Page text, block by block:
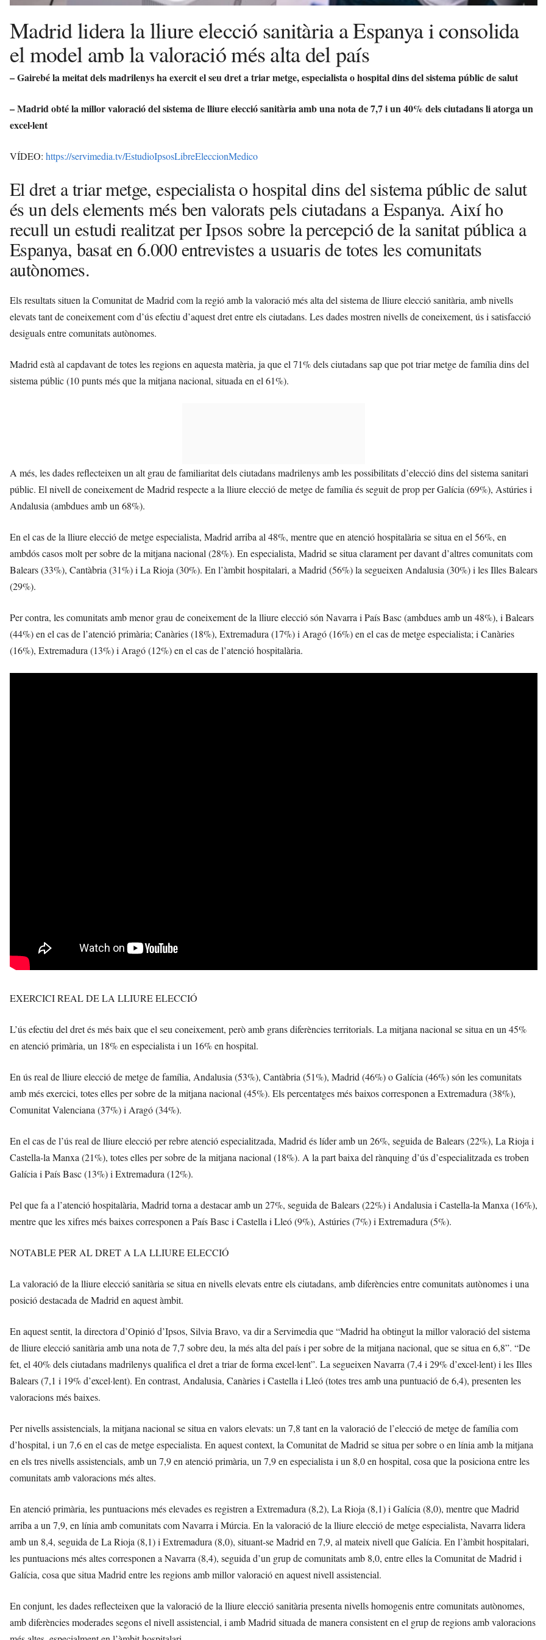
Madrid lidera la lliure elecció sanitària a Espanya i consolida
el model amb la valoració més alta del país
– Gairebé la meitat dels madrilenys ha exercit el seu dret a triar metge, especialista o hospital dins del sistema públic de salut
– Madrid obté la millor valoració del sistema de lliure elecció sanitària amb una nota de 7,7 i un 40% dels ciutadans li atorga un
excel·lent
VÍDEO: https://servimedia.tv/EstudioIpsosLibreEleccionMedico
El dret a triar metge, especialista o hospital dins del sistema públic de salut
és un dels elements més ben valorats pels ciutadans a Espanya. Així ho
recull un estudi realitzat per Ipsos sobre la percepció de la sanitat pública a
Espanya, basat en 6.000 entrevistes a usuaris de totes les comunitats
autònomes.
Els resultats situen la Comunitat de Madrid com la regió amb la valoració més alta del sistema de lliure elecció sanitària, amb nivells
elevats tant de coneixement com d’ús efectiu d’aquest dret entre els ciutadans. Les dades mostren nivells de coneixement, ús i satisfacció
desiguals entre comunitats autònomes.
Madrid està al capdavant de totes les regions en aquesta matèria, ja que el 71% dels ciutadans sap que pot triar metge de família dins del
sistema públic (10 punts més que la mitjana nacional, situada en el 61%).
A més, les dades reflecteixen un alt grau de familiaritat dels ciutadans madrilenys amb les possibilitats d’elecció dins del sistema sanitari
públic. El nivell de coneixement de Madrid respecte a la lliure elecció de metge de família és seguit de prop per Galícia (69%), Astúries i
Andalusia (ambdues amb un 68%).
En el cas de la lliure elecció de metge especialista, Madrid arriba al 48%, mentre que en atenció hospitalària se situa en el 56%, en
ambdós casos molt per sobre de la mitjana nacional (28%). En especialista, Madrid se situa clarament per davant d’altres comunitats com
Balears (33%), Cantàbria (31%) i La Rioja (30%). En l’àmbit hospitalari, a Madrid (56%) la segueixen Andalusia (30%) i les Illes Balears
(29%).
Per contra, les comunitats amb menor grau de coneixement de la lliure elecció són Navarra i País Basc (ambdues amb un 48%), i Balears
(44%) en el cas de l’atenció primària; Canàries (18%), Extremadura (17%) i Aragó (16%) en el cas de metge especialista; i Canàries
(16%), Extremadura (13%) i Aragó (12%) en el cas de l’atenció hospitalària.
EXERCICI REAL DE LA LLIURE ELECCIÓ
L’ús efectiu del dret és més baix que el seu coneixement, però amb grans diferències territorials. La mitjana nacional se situa en un 45%
en atenció primària, un 18% en especialista i un 16% en hospital.
En ús real de lliure elecció de metge de família, Andalusia (53%), Cantàbria (51%), Madrid (46%) o Galícia (46%) són les comunitats
amb més exercici, totes elles per sobre de la mitjana nacional (45%). Els percentatges més baixos corresponen a Extremadura (38%),
Comunitat Valenciana (37%) i Aragó (34%).
En el cas de l’ús real de lliure elecció per rebre atenció especialitzada, Madrid és líder amb un 26%, seguida de Balears (22%), La Rioja i
Castella-la Manxa (21%), totes elles per sobre de la mitjana nacional (18%). A la part baixa del rànquing d’ús d’especialitzada es troben
Galícia i País Basc (13%) i Extremadura (12%).
Pel que fa a l’atenció hospitalària, Madrid torna a destacar amb un 27%, seguida de Balears (22%) i Andalusia i Castella-la Manxa (16%),
mentre que les xifres més baixes corresponen a País Basc i Castella i Lleó (9%), Astúries (7%) i Extremadura (5%).
NOTABLE PER AL DRET A LA LLIURE ELECCIÓ
La valoració de la lliure elecció sanitària se situa en nivells elevats entre els ciutadans, amb diferències entre comunitats autònomes i una
posició destacada de Madrid en aquest àmbit.
En aquest sentit, la directora d’Opinió d’Ipsos, Silvia Bravo, va dir a Servimedia que “Madrid ha obtingut la millor valoració del sistema
de lliure elecció sanitària amb una nota de 7,7 sobre deu, la més alta del país i per sobre de la mitjana nacional, que se situa en 6,8”. “De
fet, el 40% dels ciutadans madrilenys qualifica el dret a triar de forma excel·lent”. La segueixen Navarra (7,4 i 29% d’excel·lent) i les Illes
Balears (7,1 i 19% d’excel·lent). En contrast, Andalusia, Canàries i Castella i Lleó (totes tres amb una puntuació de 6,4), presenten les
valoracions més baixes.
Per nivells assistencials, la mitjana nacional se situa en valors elevats: un 7,8 tant en la valoració de l’elecció de metge de família com
d’hospital, i un 7,6 en el cas de metge especialista. En aquest context, la Comunitat de Madrid se situa per sobre o en línia amb la mitjana
en els tres nivells assistencials, amb un 7,9 en atenció primària, un 7,9 en especialista i un 8,0 en hospital, cosa que la posiciona entre les
comunitats amb valoracions més altes.
En atenció primària, les puntuacions més elevades es registren a Extremadura (8,2), La Rioja (8,1) i Galícia (8,0), mentre que Madrid
arriba a un 7,9, en línia amb comunitats com Navarra i Múrcia. En la valoració de la lliure elecció de metge especialista, Navarra lidera
amb un 8,4, seguida de La Rioja (8,1) i Extremadura (8,0), situant-se Madrid en 7,9, al mateix nivell que Galícia. En l’àmbit hospitalari,
les puntuacions més altes corresponen a Navarra (8,4), seguida d’un grup de comunitats amb 8,0, entre elles la Comunitat de Madrid i
Galícia, cosa que situa Madrid entre les regions amb millor valoració en aquest nivell assistencial.
En conjunt, les dades reflecteixen que la valoració de la lliure elecció sanitària presenta nivells homogenis entre comunitats autònomes,
amb diferències moderades segons el nivell assistencial, i amb Madrid situada de manera consistent en el grup de regions amb valoracions